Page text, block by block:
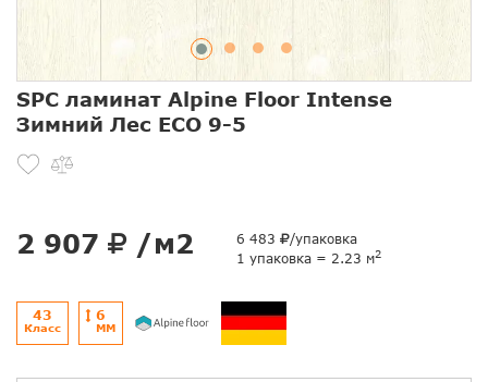
SPC ламинат Alpine Floor Intense
Зимний Лес ЕСО 9-5
2 907 /м2 6 483
/упаковка
1 упаковка = 2.23 м2
43
Класс
6
ММ